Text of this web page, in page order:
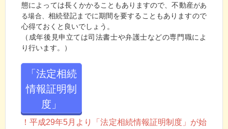
態によっては長くかかることもありますので、不動産があ
る場合、 相続登記までに期間を要することもありますので
心得ておくと良いでしょう。
（成年後見申立ては司法書士や弁護士などの専門職によ
り行います。）
「法定相続
情報証明制
度」
！平成29年5月より「法定相続情報証明制度」が始